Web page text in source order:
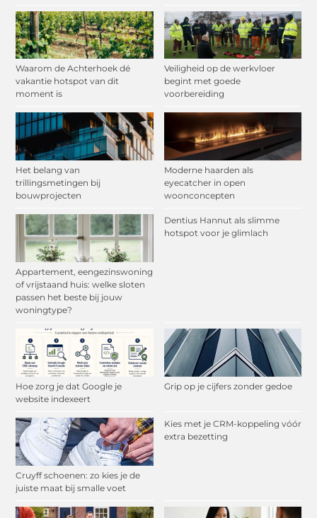
Waarom de Achterhoek dé
vakantie hotspot van dit
moment is
Veiligheid op de werkvloer
begint met goede
voorbereiding
Het belang van
trillingsmetingen bij
bouwprojecten
Moderne haarden als
eyecatcher in open
woonconcepten
Appartement, eengezinswoning
of vrijstaand huis: welke sloten
passen het beste bij jouw
woningtype?
Dentius Hannut als slimme
hotspot voor je glimlach
Hoe zorg je dat Google je
website indexeert
Grip op je cijfers zonder gedoe
Cruyff schoenen: zo kies je de
juiste maat bij smalle voet
Kies met je CRM-koppeling vóór
extra bezetting